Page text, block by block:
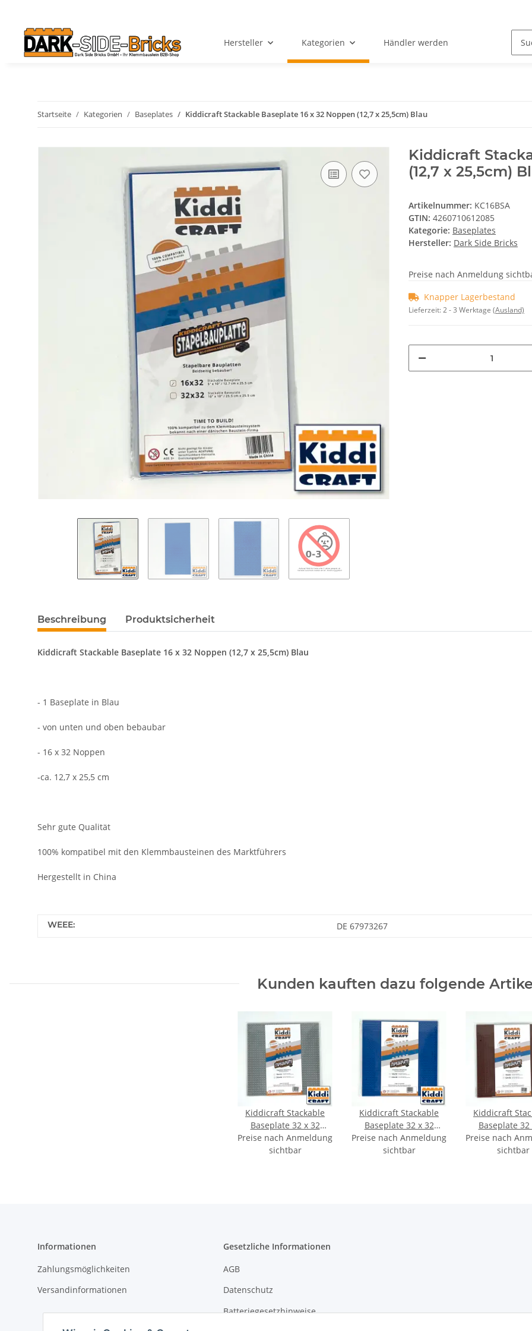
Hersteller Kategorien Händler werden
Startseite Kategorien Baseplates Kiddicraft Stackable Baseplate 16 x 32 Noppen (12,7 x 25,5cm) Blau
Kiddicraft
(12,7 x 25,5cm)
Artikelnummer: KC16BSA
GTIN: 4260710612085
Kategorie: Baseplates
Hersteller: Dark Side Bricks
Preise nach Anmeldung
Knapper Lagerbestand
Lieferzeit:2 - 3 Werktage (Ausland)
Beschreibung Produktsicherheit
Kiddicraft Stackable Baseplate 16 x 32 Noppen (12,7 x 25,5cm) Blau
- 1 Baseplate in Blau
- von unten und oben bebaubar
- 16 x 32 Noppen
-ca. 12,7 x 25,5 cm
Sehr gute Qualität
100% kompatibel mit den Klemmbausteinen des Marktführers
Hergestellt in China
WEEE: DE 67973267
Kunden kauften dazu folgende
Kiddicraft Stackable
Baseplate 32 x 32
Noppen (25,5 x 25,5cm)
Hellgrau
Preise nach Anmeldung
sichtbar
Kiddicraft Stackable
Baseplate 32 x 32
Noppen (25,5 x 25,5cm)
Blau
Preise nach Anmeldung
sichtbar
Kiddicraft
Baseplate 32
Noppen (25,5 x
Braun
Preise nach
sichtbar
Informationen
Zahlungsmöglichkeiten
Versandinformationen
Gesetzliche Informationen
AGB
Datenschutz
Batteriegesetzhinweise